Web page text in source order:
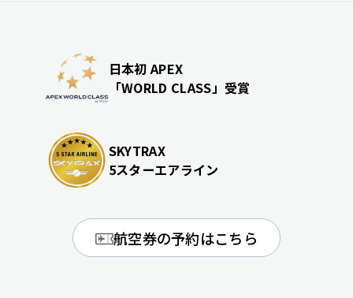
日本初 APEX
「WORLD CLASS」受賞
SKYTRAX
5スターエアライン
航空券の予約はこちら